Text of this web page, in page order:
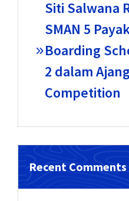
Siti Salwana
SMAN 5
Boarding
2 dalam
Competition
Recent Comments